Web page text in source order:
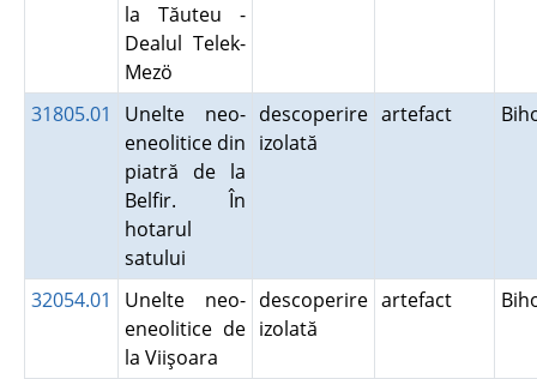
la Tăuteu -
Dealul Telek-
Mezö
31805.01
Unelte neo-
eneolitice din
piatră de la
Belfir. În
hotarul
satului
descoperire
izolată
artefact
32054.01
Unelte neo-
eneolitice de
la Viişoara
descoperire
izolată
artefact